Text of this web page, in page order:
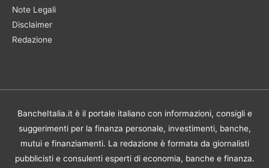
Note Legali
Disclaimer
Redazione
BancheItalia.it è il portale italiano con informazioni, consigli e
suggerimenti per la finanza personale, investimenti, banche,
mutui e finanziamenti. La redazione è formata da giornalisti
pubblicisti e consulenti esperti di economia, banche e finanza.